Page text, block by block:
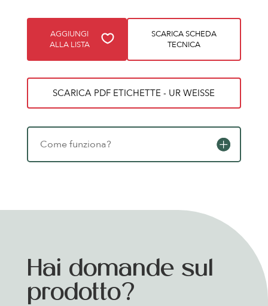
AGGIUNGI
ALLA LISTA
SCARICA SCHEDA
TECNICA
SCARICA PDF ETICHETTE - UR WEISSE
Come funziona?
Hai domande sul
prodotto?